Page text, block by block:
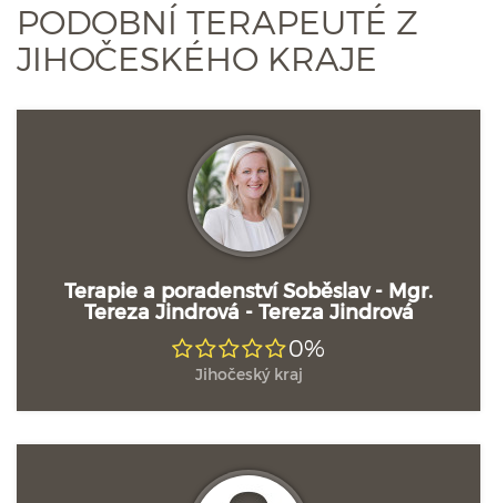
PODOBNÍ TERAPEUTÉ Z
JIHOČESKÉHO KRAJE
Terapie a poradenství Soběslav - Mgr.
Tereza Jindrová - Tereza Jindrová
0%
Jihočeský kraj